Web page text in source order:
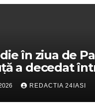
în ziua de
a decedat
izbucnit la
REDACTIA 24IASI